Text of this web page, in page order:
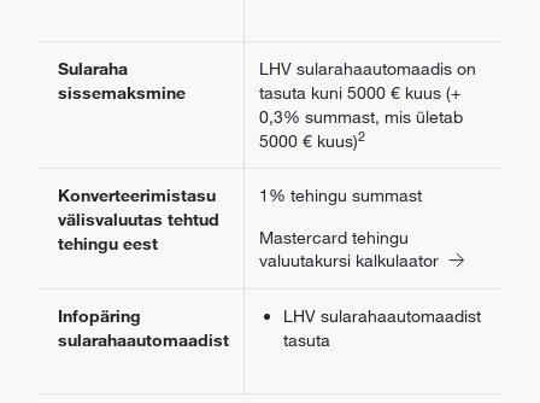
Sularaha
sissemaksmine
LHV sularahaautomaadis on
tasuta kuni 5000 € kuus (+
0,3% summast, mis ületab
5000 € kuus)2
Konverteerimistasu
välisvaluutas tehtud
tehingu eest
1% tehingu summast
Mastercard tehingu
valuutakursi kalkulaator
Infopäring
sularahaautomaadist
LHV sularahaautomaadist
tasuta